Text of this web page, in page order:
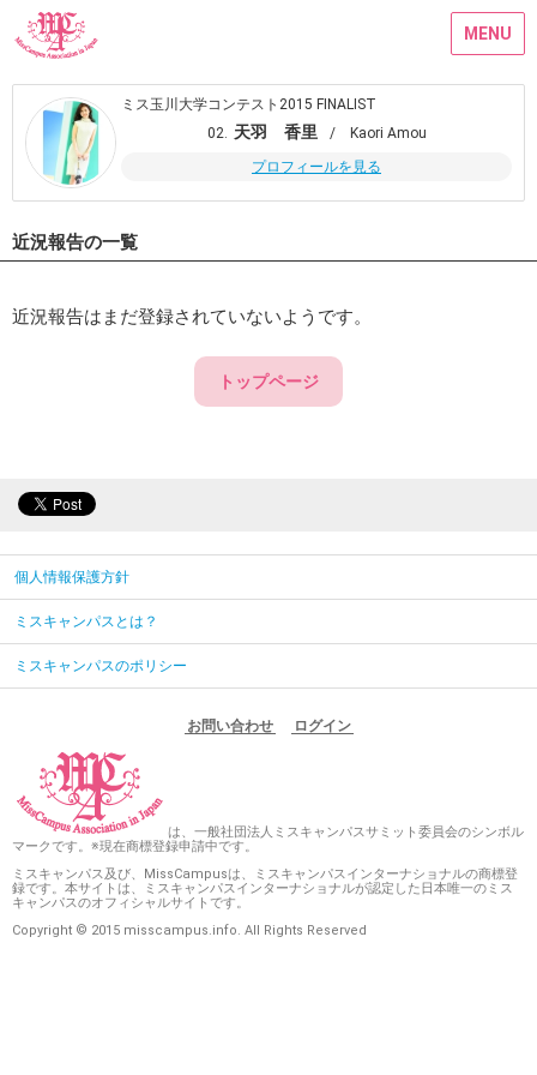
MENU
ミス玉川大学コンテスト2015 FINALIST
02. 天羽 香里
/ Kaori Amou
プロフィールを見る
近況報告の一覧
近況報告はまだ登録されていないようです。
トップページ
個人情報保護方針
ミスキャンパスとは？
ミスキャンパスのポリシー
お問い合わせ ログイン
は、一般社団法人ミスキャンパスサミット委員会のシンボル
マークです。※現在商標登録申請中です。
ミスキャンパス及び、MissCampusは、ミスキャンパスインターナショナルの商標登
録です。本サイトは、ミスキャンパスインターナショナルが認定した日本唯一のミス
キャンパスのオフィシャルサイトです。
Copyright © 2015 misscampus.info. All Rights Reserved